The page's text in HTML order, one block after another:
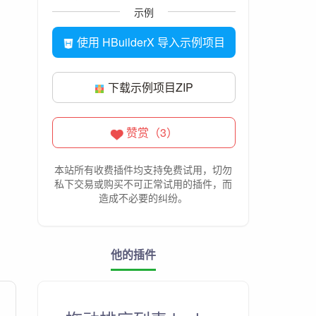
示例
使用 HBuilderX 导入示例项目
下载示例项目ZIP
赞赏（3）
本站所有收费插件均支持免费试用，切勿
私下交易或购买不可正常试用的插件，而
造成不必要的纠纷。
他的插件